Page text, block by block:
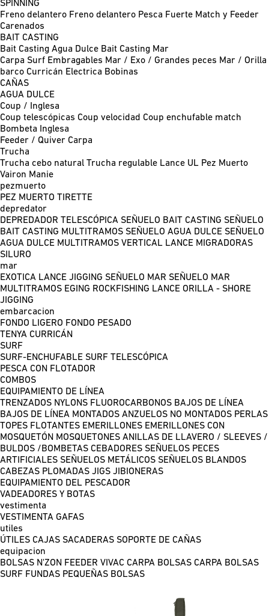
SPINNING
Freno delantero Freno delantero Pesca Fuerte Match y Feeder
Carenados
BAIT CASTING
Bait Casting Agua Dulce Bait Casting Mar
Carpa Surf Embragables Mar / Exo / Grandes peces Mar / Orilla
barco Curricán Electrica Bobinas
CAÑAS
AGUA DULCE
Coup / Inglesa
Coup telescópicas Coup velocidad Coup enchufable match
Bombeta
Inglesa
Feeder / Quiver Carpa
Trucha
Trucha cebo natural Trucha regulable Lance UL Pez Muerto
Vairon Manie
pezmuerto
PEZ MUERTO TIRETTE
depredator
DEPREDADOR TELESCÓPICA SEÑUELO BAIT CASTING SEÑUELO
BAIT CASTING MULTITRAMOS SEÑUELO AGUA DULCE SEÑUELO
AGUA DULCE MULTITRAMOS VERTICAL LANCE MIGRADORAS
SILURO
mar
EXOTICA LANCE JIGGING SEÑUELO MAR SEÑUELO MAR
MULTITRAMOS EGING ROCKFISHING LANCE ORILLA - SHORE
JIGGING
embarcacion
FONDO LIGERO FONDO PESADO
TENYA CURRICÁN
SURF
SURF-ENCHUFABLE SURF TELESCÓPICA
PESCA CON FLOTADOR
COMBOS
EQUIPAMIENTO DE LÍNEA
TRENZADOS NYLONS FLUOROCARBONOS BAJOS DE LÍNEA
BAJOS DE LÍNEA MONTADOS ANZUELOS NO MONTADOS PERLAS
TOPES FLOTANTES EMERILLONES EMERILLONES CON
MOSQUETÓN MOSQUETONES ANILLAS DE LLAVERO / SLEEVES /
BULDOS /BOMBETAS CEBADORES SEÑUELOS PECES
ARTIFICIALES SEÑUELOS METÁLICOS SEÑUELOS BLANDOS
CABEZAS PLOMADAS JIGS JIBIONERAS
EQUIPAMIENTO DEL PESCADOR
VADEADORES Y BOTAS
vestimenta
VESTIMENTA GAFAS
utiles
ÚTILES CAJAS SACADERAS SOPORTE DE CAÑAS
equipacion
BOLSAS N'ZON FEEDER VIVAC CARPA BOLSAS CARPA BOLSAS
SURF FUNDAS PEQUEÑAS BOLSAS